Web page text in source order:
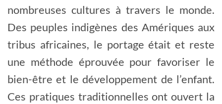
nombreuses cultures à travers le monde.
Des peuples indigènes des Amériques aux
tribus africaines, le portage était et reste
une méthode éprouvée pour favoriser le
bien-être et le développement de l’enfant.
Ces pratiques traditionnelles ont ouvert la